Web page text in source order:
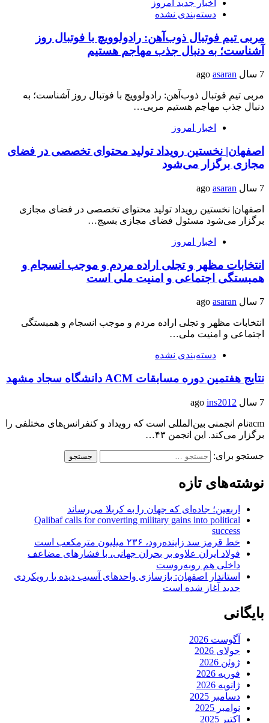
اخبار جدید امروز
دسته‌بندی نشده
مربی تیم فوتبال ذوب‌آهن: رادولوویچ با فوتبال روز
آشناست؛ به دنبال جذب مهاجم هستیم
7 سال ago asaran
مربی تیم فوتبال ذوب‌آهن: رادولوویچ با فوتبال روز آشناست؛ به
دنبال جذب مهاجم هستیم مربی…
اخبار امروز
اصفهان| نخستین رویداد تولید محتوای تخصصی در فضای
مجازی برگزار می‌شود
7 سال ago asaran
اصفهان| نخستین رویداد تولید محتوای تخصصی در فضای مجازی
برگزار می‌شود مسئول فضای مجازی بسیج…
اخبار امروز
انتخابات مظهر و تجلی اراده مردم و موجب انسجام و
همبستگی اجتماعی و امنیت ملی است
7 سال ago asaran
انتخابات مظهر و تجلی اراده مردم و موجب انسجام و همبستگی
اجتماعی و امنیت ملی…
دسته‌بندی نشده
نتایج هفتمین دوره مسابقات ACM دانشگاه سجاد مشهد
7 سال ago ins2012
acmنام انجمنی بین‌المللی است که رویداد و کنفرانس‌های مختلفی را
برگزار می‌کند. این انجمن ۴۳…
جستجو برای:
نوشته‌های تازه
اربعین؛ جاده‌ای که جهان را به کربلا می‌رساند
Qalibaf calls for converting military gains into political
success
خط قرمز سد زاینده‌رود، ۲۳۶ میلیون مترمکعب است
فولاد ایران علاوه بر بحران جهانی، با فشارهای مضاعف
داخلی هم روبه‌روست
استاندار اصفهان: بازسازی واحدهای آسیب دیده با رویکردی
جدید آغاز شده است
بایگانی
آگوست 2026
جولای 2026
ژوئن 2026
فوریه 2026
ژانویه 2026
دسامبر 2025
نوامبر 2025
اکتبر 2025